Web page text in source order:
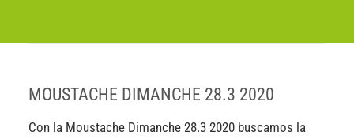
MOUSTACHE DIMANCHE 28.3 2020
Con la Moustache Dimanche 28.3 2020 buscamos la